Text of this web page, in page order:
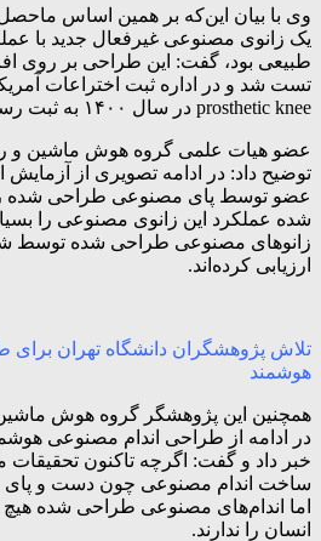
وی با بیان این‌که بر همین اساس
یک زانوی مصنوعی غیرفعال جدید با
طبیعی بود، گفت: این طراحی بر روی
prosthetic knee در سال ۱۴۰۰ به ثبت رسید.
عضو هیات علمی گروه هوش ماشین و
توضیح داد: در ادامه تصویری از
عضو توسط پای مصنوعی طراحی شده را
شده عملکرد این زانوی مصنوعی را
زانوهای مصنوعی طراحی شده توسط
ارزیابی کرده‌اند.
تلاش پژوهشگران دانشگاه تهران
هوشمند
همچنین این پژوهشگر گروه هوش ماشین
در ادامه از طراحی اندام مصنوعی
خبر داد و گفت: اگرچه تاکنون
ساخت اندام مصنوعی چون دست و پای
اما اندام‌های مصنوعی طراحی شده هیچ‌
انسان را ندارند.